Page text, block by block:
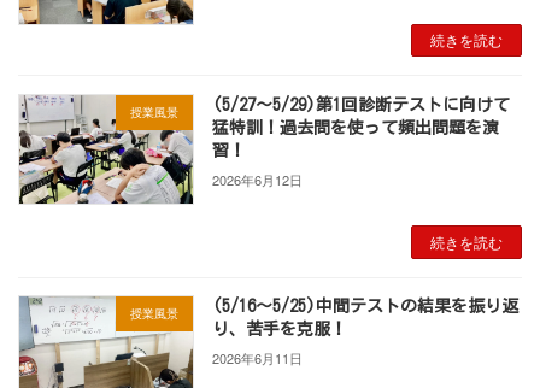
続きを読む
授業風景
(5/27～5/29)第1回診断テストに向けて
猛特訓！過去問を使って頻出問題を演
習！
2026年6月12日
続きを読む
授業風景
(5/16～5/25)中間テストの結果を振り返
り、苦手を克服！
2026年6月11日